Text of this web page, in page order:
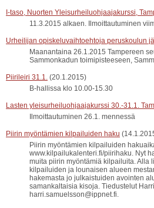
I-taso, Nuorten Yleisurheiluohjaajakurssi,
11.3.2015 alkaen. Ilmoittautuminen
Urheilijan opiskeluvaihtoehtoja peruskoulun
Maanantaina 26.1.2015 Tampereen
Sammonkadun toimipisteeseen,
Piirileiri 31.1. (20.1.2015)
B-hallissa klo 10.00-15.30
Lasten yleisurheiluohjaajakurssi 30.-31.1.
Ilmoittautuminen 26.1. mennessä
Piirin myöntämien kilpailuiden haku
Piirin myöntämien kilpailuiden
www.kilpailukalenteri.fi/piirihaku. Nyt
muita piirin myöntämiä kilpailuita. Alla
kilpailuiden ja lounaisen alueen
hakemasta jo julkaistuiden avointen
samankaltaisia kisoja. Tiedustelut
harri.samuelsson@ippnet.fi.